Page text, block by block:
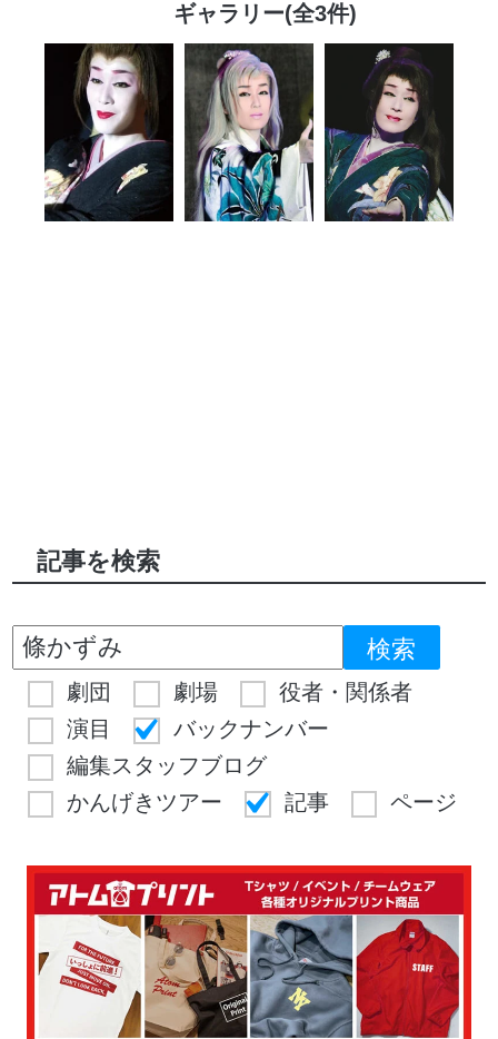
ギャラリー(全3件)
記事を検索
劇団 劇場
役者・関係者
演目
バックナンバー
編集スタッフブログ
かんげきツアー
記事 ページ